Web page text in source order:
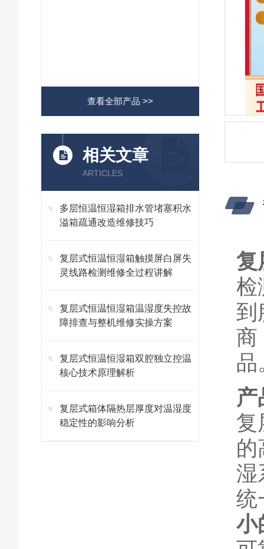
查看全部产品 >>
相关文章
ARTICLES
多层恒温恒湿箱排水管堵塞积水
溢箱疏通改造维修技巧
复层式恒温恒湿箱触摸屏白屏失
灵线路检测维修全过程讲解
复层式恒温恒湿箱温湿度失控故
障排查与整机维修实操方案
复层式恒温恒湿箱双腔独立控温
核心技术原理解析
复层式箱体隔热层厚度对温湿度
稳定性的影响分析
复
检
到
商
品
产
复
的
湿
统
小